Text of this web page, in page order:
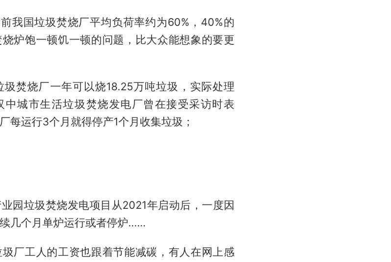
我国垃圾焚烧厂平均负荷率约为60%，40%的
炉饱一顿饥一顿的问题，比大众能想象的要更
焚烧厂一年可以烧18.25万吨垃圾，实际处理
中城市生活垃圾焚烧发电厂曾在接受采访时表
每运行3个月就得停产1个月收集垃圾；
园垃圾焚烧发电项目从2021年启动后，一度因
几个月单炉运行或者停炉......
厂工人的工资也跟着节能减碳，有人在网上感